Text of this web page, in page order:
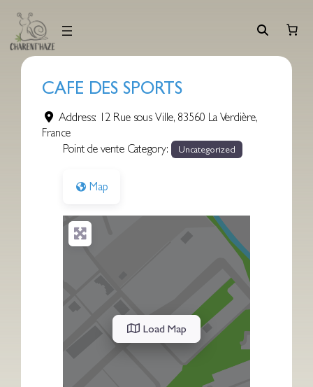
contenu
CAFE DES SPORTS
Address: 12 Rue sous Ville, 83560 La Verdière,
France
Point de vente Category:
Uncategorized
Map
Load Map